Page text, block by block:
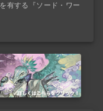
有する『ソード・ワー